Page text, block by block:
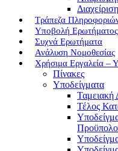
Τράπεζα
Υποβολή
Συχνά Ερωτήματα
Ανάλυση Νομοθεσίας
Χρήσιμα Εργαλεία –
Πίνακες
Υποδείγματα
Ταμειακή
Τέλος